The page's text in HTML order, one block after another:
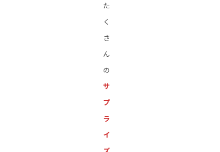
た
く
さ
ん
の
サ
プ
ラ
イ